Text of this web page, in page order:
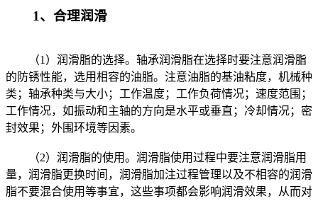
1、合理润滑
（1）润滑脂的选择。轴承润滑脂在选择时要注意润滑脂
的防锈性能，选用相容的油脂。注意油脂的基油粘度，机械种
类；轴承种类与大小；工作温度；工作负荷情况；速度范围；
工作情况，如振动和主轴的方向是水平或垂直；冷却情况；密
封效果；外围环境等因素。
（2）润滑脂的使用。润滑脂使用过程中要注意润滑脂用
量，润滑脂更换时间，润滑脂加注过程管理以及不相容的润滑
脂不要混合使用等事宜，这些事项都会影响润滑效果，从而对